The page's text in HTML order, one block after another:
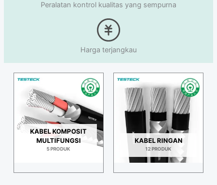
Peralatan kontrol kualitas yang sempurna
Harga terjangkau
KABEL KOMPOSIT
MULTIFUNGSI
5 PRODUK
KABEL RINGAN
12 PRODUK